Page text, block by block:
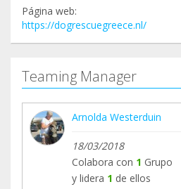
Página web:
https://dogrescuegreece.nl/
Teaming Manager
Arnolda Westerduin
18/03/2018
Colabora con 1 Grupo
y lidera 1 de ellos